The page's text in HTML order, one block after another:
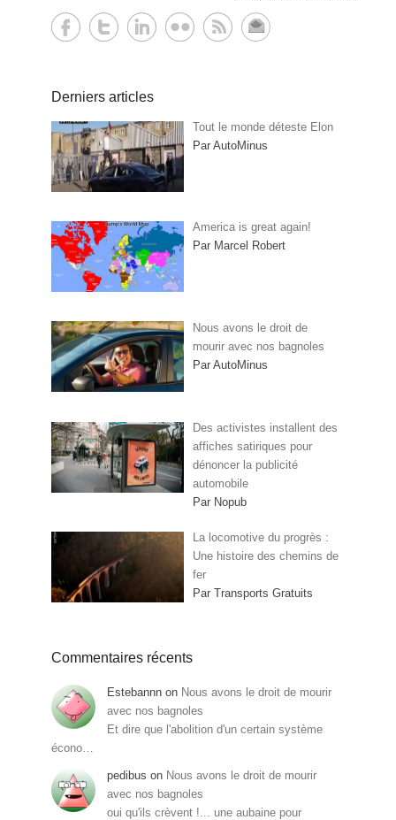
Derniers articles
Tout le monde déteste Elon
Par AutoMinus
America is great again!
Par Marcel Robert
Nous avons le droit de
mourir avec nos bagnoles
Par AutoMinus
Des activistes installent des
affiches satiriques pour
dénoncer la publicité
automobile
Par Nopub
La locomotive du progrès :
Une histoire des chemins de
fer
Par Transports Gratuits
Commentaires récents
Estebannn on Nous avons le droit de mourir
avec nos bagnoles
Et dire que l'abolition d'un certain système
écono…
pedibus on Nous avons le droit de mourir
avec nos bagnoles
oui qu'ils crèvent !... une aubaine pour